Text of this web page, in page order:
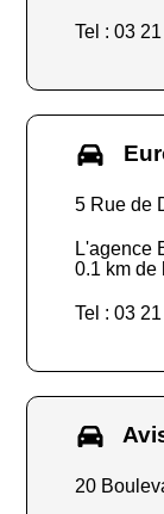
Tel : 03
5 Rue de
L'agence
0.1 km de
Tel : 03
20